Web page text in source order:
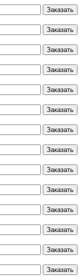
Заказать
Заказать
Заказать
Заказать
Заказать
Заказать
Заказать
Заказать
Заказать
Заказать
Заказать
Заказать
Заказать
Заказать